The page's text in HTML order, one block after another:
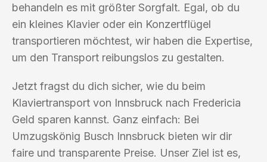
behandeln es mit größter Sorgfalt. Egal, ob du
ein kleines Klavier oder ein Konzertflügel
transportieren möchtest, wir haben die Expertise,
um den Transport reibungslos zu gestalten.
Jetzt fragst du dich sicher, wie du beim
Klaviertransport von Innsbruck nach Fredericia
Geld sparen kannst. Ganz einfach: Bei
Umzugskönig Busch Innsbruck bieten wir dir
faire und transparente Preise. Unser Ziel ist es,